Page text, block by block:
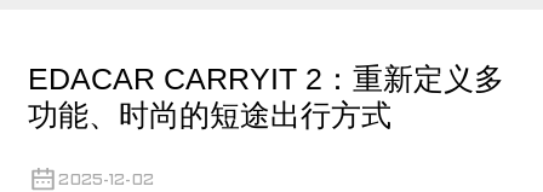
EDACAR CARRYIT 2：重新定义多
功能、时尚的短途出行方式
2025-12-02